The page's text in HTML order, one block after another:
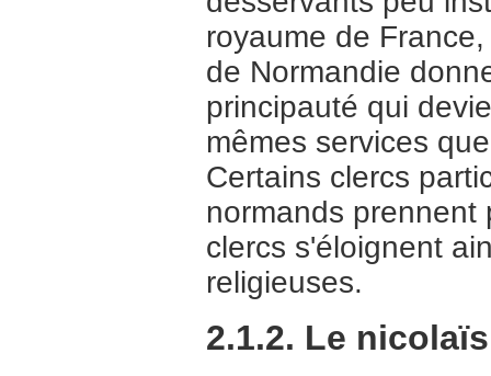
royaume de
de Normandie
principauté qui
mêmes services
Certains clercs
normands prennent
clercs s'éloignent
religieuses.
2.1.2. Le